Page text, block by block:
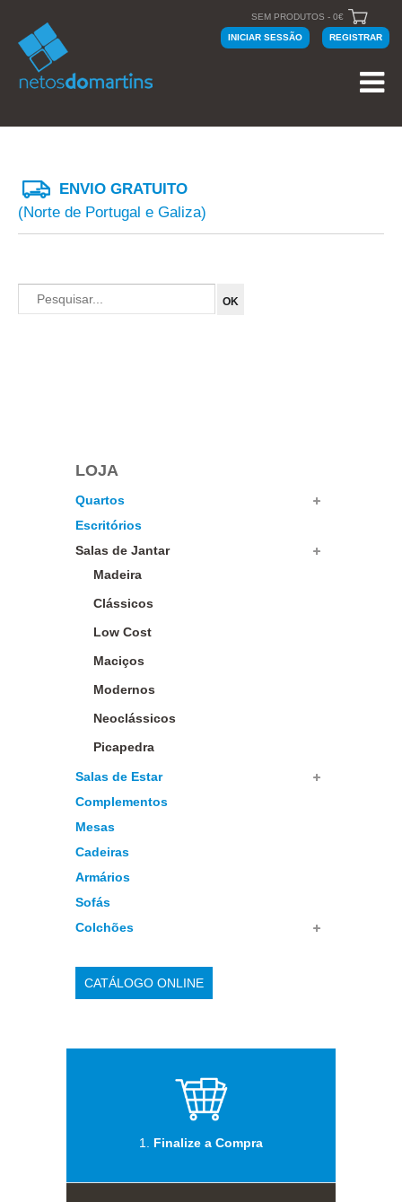
SEM PRODUTOS - 0€
INICIAR SESSÃO REGISTRAR
ENVIO GRATUITO
(Norte de Portugal e Galiza)
LOJA
Quartos
Escritórios
Salas de Jantar
Madeira
Clássicos
Low Cost
Maciços
Modernos
Neoclássicos
Picapedra
Salas de Estar
Complementos
Mesas
Cadeiras
Armários
Sofás
Colchões
CATÁLOGO ONLINE
1. Finalize a Compra